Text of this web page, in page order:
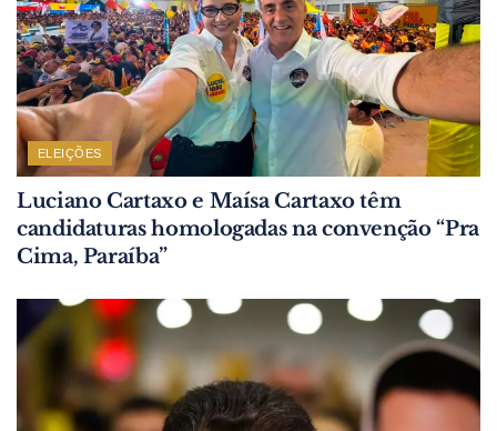
ELEIÇÕES
Luciano Cartaxo e Maísa Cartaxo têm
candidaturas homologadas na convenção “Pra
Cima, Paraíba”